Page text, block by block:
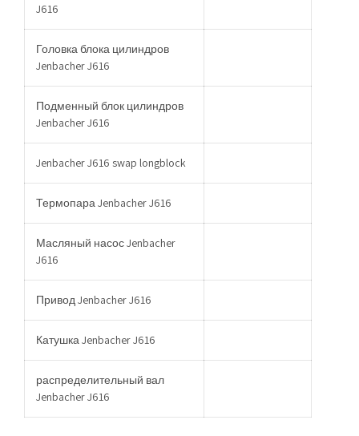
J616
Головка блока цилиндров
Jenbacher J616
Подменный блок цилиндров
Jenbacher J616
Jenbacher J616 swap longblock
Термопара Jenbacher J616
Масляный насос Jenbacher
J616
Привод Jenbacher J616
Катушка Jenbacher J616
распределительный вал
Jenbacher J616